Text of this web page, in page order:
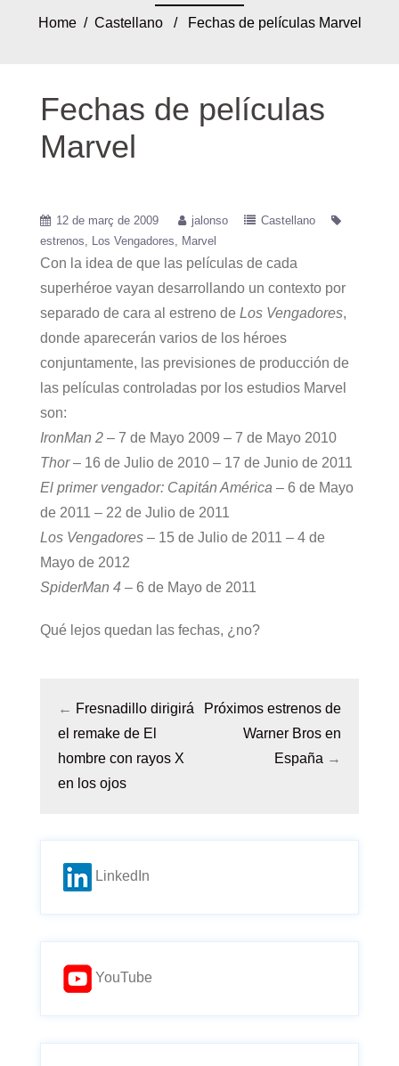
Home/ Castellano/ Fechas de películas Marvel
Fechas de películas
Marvel
12 de març de 2009 jalonso
Castellano
estrenos
Los Vengadores Marvel
Con la idea de que las películas de cada
superhéroe vayan desarrollando un contexto por
separado de cara al estreno de Los Vengadores,
donde aparecerán varios de los héroes
conjuntamente, las previsiones de producción de
las películas controladas por los estudios Marvel
son:
IronMan 2 – 7 de Mayo 2009 – 7 de Mayo 2010
Thor– 16 de Julio de 2010 – 17 de Junio de 2011
El primer vengador: Capitán América – 6 de Mayo
de 2011 – 22 de Julio de 2011
Los Vengadores – 15 de Julio de 2011 – 4 de
Mayo de 2012
SpiderMan 4 – 6 de Mayo de 2011
Qué lejos quedan las fechas, ¿no?
← Fresnadillo dirigirá
el remake de El
hombre con rayos X
en los ojos
Próximos estrenos de
Warner Bros en
España →
LinkedIn
YouTube